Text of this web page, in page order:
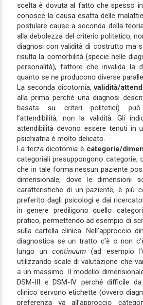
scelta è dovuta al fatto che spesso
conosce la causa esatta delle
postulare cause a seconda della
alla debolezza del criterio politetico,
diagnosi con validità di costrutto ma
risulta la comorbilità (specie nelle
personalità), fattore che invalida la
quanto se ne producono diverse
La seconda dicotomia,validità/
alla prima perché una diagnosi
basata su criteri politetici)
l’attendibilità, non la validità. Gli
attendibilità devono essere tenuti in
psichiatria è molto delicato.
La terza dicotomia è categorie/
categoriali presuppongono categorie,
che in tale forma nessun paziente
dimensionale, dove le
caratteristiche di un paziente, è più
preferito dagli psicologi e dai
in genere prediligono quello
pratico, permettendo ad esempio di
sulla cartella clinica. Nell’approccio
diagnostica se un tratto c’è o non
lungo uncontinuum (ad esempio
utilizzando scale di valutazione che
a un massimo. Il modello
DSM-III e DSM-IV perché difficile
clinico servono etichette (ovvero
preferenza va all’approccio